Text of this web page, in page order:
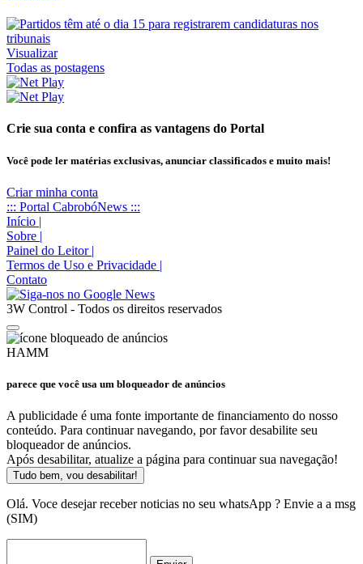
Visualizar
Todas as postagens
Crie sua conta e confira as vantagens do Portal
Você pode ler matérias exclusivas, anunciar classificados e muito mais!
Criar minha conta
::: Portal CabrobóNews :::
Início |
Sobre |
Painel do Leitor |
Termos de Uso e Privacidade |
Contato
3W Control - Todos os direitos reservados
HAMM
parece que você usa um bloqueador de anúncios
A publicidade é uma fonte importante de financiamento do nosso
conteúdo. Para continuar navegando, por favor desabilite seu
bloqueador de anúncios.
Após desabilitar, atualize a página para continuar sua navegação!
Tudo bem, vou desabilitar!
Olá. Voce desejar receber noticias no seu whatsApp ? Envie a a msg
(SIM)